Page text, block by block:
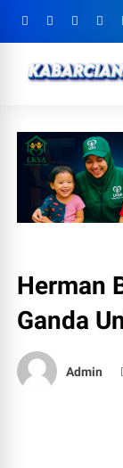
Herman
Ganda
Admin